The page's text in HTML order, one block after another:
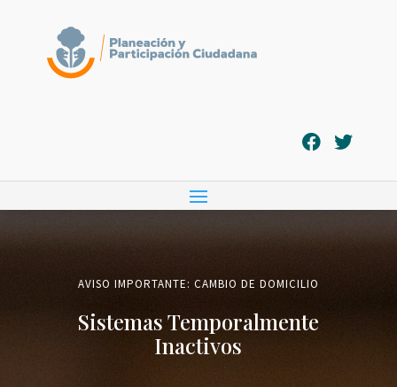
AVISO IMPORTANTE: CAMBIO DE DOMICILIO
Sistemas Temporalmente
Inactivos